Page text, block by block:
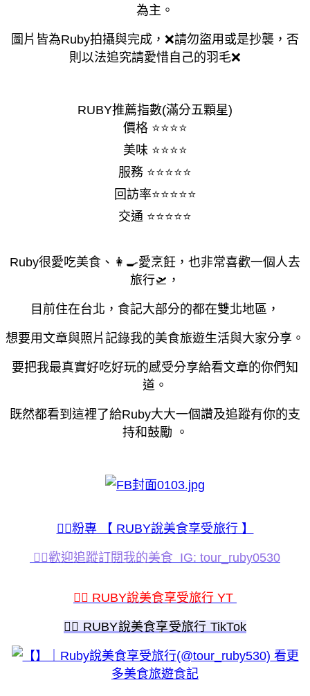
為主。
圖片皆為Ruby拍攝與完成，❌請勿盜用或是抄襲，否
則以法追究請愛惜自己的羽毛❌
RUBY推薦指數(滿分五顆星)
價格 ⭐⭐⭐⭐
美味 ⭐⭐⭐⭐
服務 ⭐⭐⭐⭐⭐
回訪率⭐⭐⭐⭐⭐
交通 ⭐⭐⭐⭐⭐
Ruby很愛吃美食、👩‍🍳愛烹飪，也非常喜歡一個人去
旅行🛫，
目前住在台北，食記大部分的都在雙北地區，
想要用文章與照片記錄我的美食旅遊生活與大家分享。
要把我最真實好吃好玩的感受分享給看文章的你們知
道。
既然都看到這裡了給Ruby大大一個讚及追蹤有你的支
持和鼓勵 。
💁‍♀️粉專 【 RUBY說美食享受旅行 】
💁‍♀️歡迎追蹤訂閱我的美食 IG: tour_ruby0530
💁‍♀️ RUBY說美食享受旅行 YT
💁‍♀️ RUBY說美食享受旅行 TikTok
看更
多美食旅遊食記